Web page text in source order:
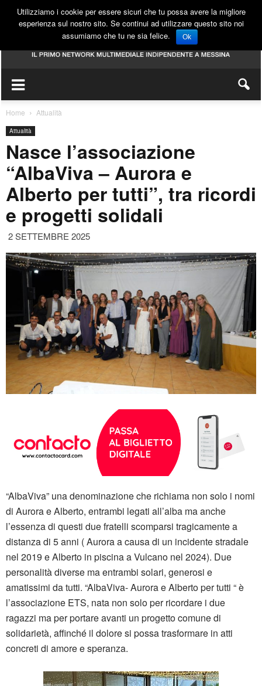
Home Attualità
Attualità
Nasce l’associazione
“AlbaViva – Aurora e
Alberto per tutti”, tra ricordi
e progetti solidali
2 SETTEMBRE 2025
“AlbaViva” una denominazione che richiama non solo i nomi
di Aurora e Alberto, entrambi legati all’alba ma anche
l’essenza di questi due fratelli scomparsi tragicamente a
distanza di 5 anni ( Aurora a causa di un incidente stradale
nel 2019 e Alberto in piscina a Vulcano nel 2024). Due
personalità diverse ma entrambi solari, generosi e
amatissimi da tutti. “AlbaViva- Aurora e Alberto per tutti “ è
l’associazione ETS, nata non solo per ricordare i due
ragazzi ma per portare avanti un progetto comune di
solidarietà, affinché il dolore si possa trasformare in atti
concreti di amore e speranza.
Utilizziamo i cookie per essere sicuri che tu possa avere la migliore
esperienza sul nostro sito. Se continui ad utilizzare questo sito noi
assumiamo che tu ne sia felice.
Ok